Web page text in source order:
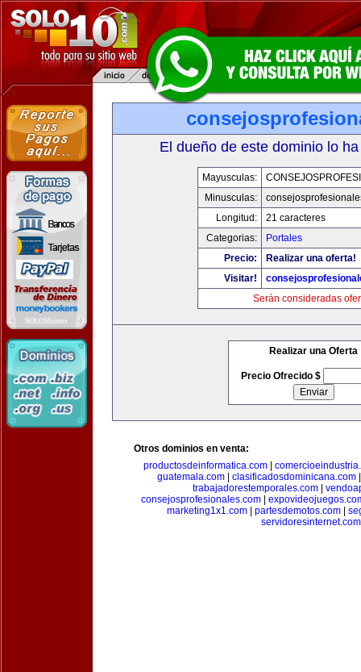
El dueño de este dominio lo
Mayusculas:
Minusculas:
Longitud:
21 caracteres
Categorias:
Portales
Precio:
Realizar una oferta!
Visitar!
Serán consideradas
Realizar una Oferta
Precio Ofrecido $
Otros dominios en venta:
productosdeinformatica.com
guatemala.com| clasificadosdominicana.com
trabajadorestemporales.com
consejosprofesionales.com|
marketing1x1.com| partesdemotos.com|
servidoresinternet.com